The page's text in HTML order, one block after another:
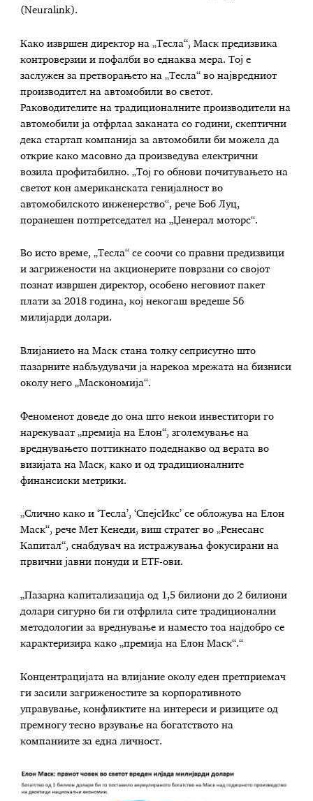
(Neuralink).
Како извршен директор на „Тесла“, Маск предизвика
контроверзии и пофалби во еднаква мера. Тој е
заслужен за претворањето на „Тесла“ во највредниот
производител на автомобили во светот.
Раководителите на традиционалните производители на
автомобили ја отфрлаа заканата со години, скептични
дека стартап компанија за автомобили би можела да
открие како масовно да произведува електрични
возила профитабилно. „Тој го обнови почитувањето на
светот кон американската генијалност во
автомобилското инженерство“, рече Боб Луц,
поранешен потпретседател на „Џенерал моторс“.
Во исто време, „Тесла“ се соочи со правни предизвици
и загрижености на акционерите поврзани со својот
познат извршен директор, особено неговиот пакет
плати за 2018 година, кој некогаш вредеше 56
милијарди долари.
Влијанието на Маск стана толку сеприсутно што
пазарните набљудувачи ја нарекоа мрежата на бизниси
околу него „Маскономија“.
Феноменот доведе до она што некои инвеститори го
нарекуваат „премија на Елон“, зголемување на
вреднувањето поттикнато подеднакво од верата во
визијата на Маск, како и од традиционалните
финансиски метрики.
„Слично како и ‘Тесла’, ‘СпејсИкс’ се обложува на Елон
Маск“, рече Мет Кенеди, виш стратег во „Ренесанс
Капитал“, снабдувач на истражувања фокусирани на
првични јавни понуди и ETF-ови.
„Пазарна капитализација од 1,5 билиони до 2 билиони
долари сигурно би ги отфрлила сите традиционални
методологии за вреднување и наместо тоа најдобро се
карактеризира како „премија на Елон Маск“.“
Концентрацијата на влијание околу еден претприемач
ги засили загриженостите за корпоративното
управување, конфликтите на интереси и ризиците од
премногу тесно врзување на богатството на
компаниите за една личност.